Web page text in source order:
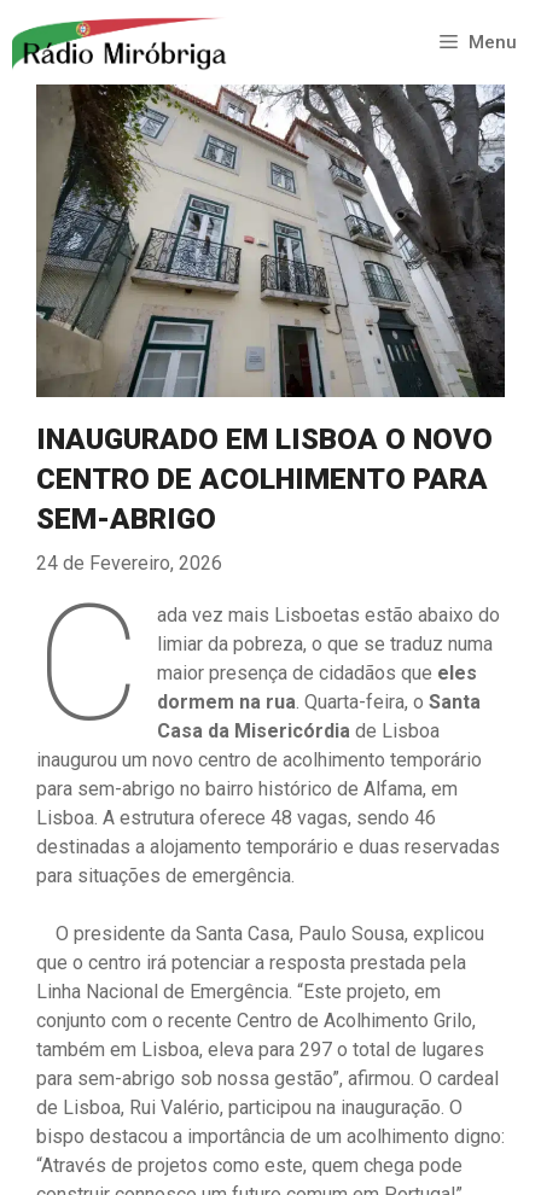
para
conteúdo
Menu
INAUGURADO EM LISBOA O NOVO
CENTRO DE ACOLHIMENTO PARA
SEM-ABRIGO
24 de Fevereiro, 2026
C
ada vez mais Lisboetas estão abaixo do
limiar da pobreza, o que se traduz numa
maior presença de cidadãos que eles
dormem na rua. Quarta-feira, oSanta
Casa da Misericórdia de Lisboa
inaugurou um novo centro de acolhimento temporário
para sem-abrigo no bairro histórico de Alfama, em
Lisboa. A estrutura oferece 48 vagas, sendo 46
destinadas a alojamento temporário e duas reservadas
para situações de emergência.
O presidente da Santa Casa, Paulo Sousa, explicou
que o centro irá potenciar a resposta prestada pela
Linha Nacional de Emergência. “Este projeto, em
conjunto com o recente Centro de Acolhimento Grilo,
também em Lisboa, eleva para 297 o total de lugares
para sem-abrigo sob nossa gestão”, afirmou. O cardeal
de Lisboa, Rui Valério, participou na inauguração. O
bispo destacou a importância de um acolhimento digno:
“Através de projetos como este, quem chega pode